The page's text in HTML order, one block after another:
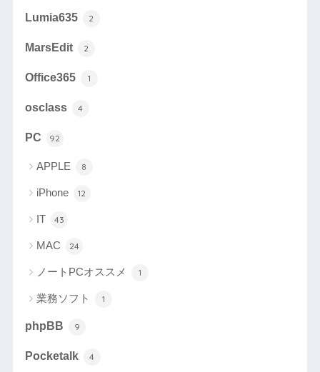
Lumia635 2
MarsEdit 2
Office365 1
osclass 4
PC 92
APPLE 8
iPhone 12
IT 43
MAC 24
ノートPCオススメ 1
業務ソフト 1
phpBB 9
Pocketalk 4